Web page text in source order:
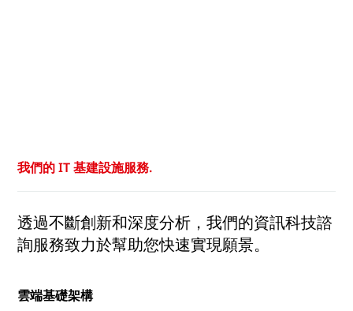
我們的 IT 基建設施服務.
透過不斷創新和深度分析，我們的資訊科技諮
詢服務致力於幫助您快速實現願景。
雲端基礎架構